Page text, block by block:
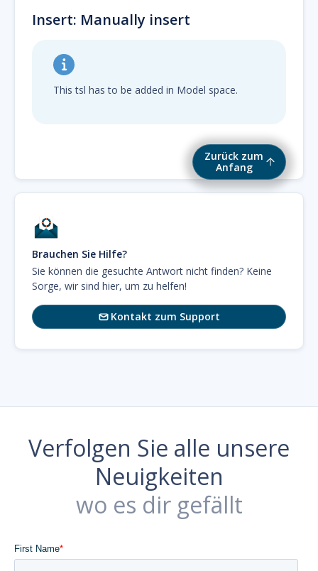
Zurück zum
Anfang
Insert: Manually insert
This tsl has to be added in Model space.
Brauchen Sie Hilfe?
Sie können die gesuchte Antwort nicht finden? Keine
Sorge, wir sind hier, um zu helfen!
Kontakt zum Support
Verfolgen Sie alle unsere
Neuigkeiten
wo es dir gefällt